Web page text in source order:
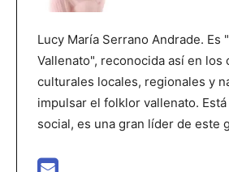
Lucy María Serrano Andrade. Es
Vallenato", reconocida así en los
culturales locales, regionales y
impulsar el folklor vallenato.
social, es una gran líder de este